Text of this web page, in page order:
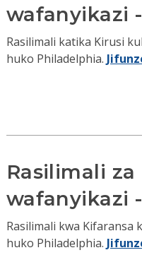
wafanyikazi
Rasilimali katika Kirusi
huko Philadelphia.
Rasilimali
wafanyikazi
Rasilimali kwa Kifaransa
huko Philadelphia.